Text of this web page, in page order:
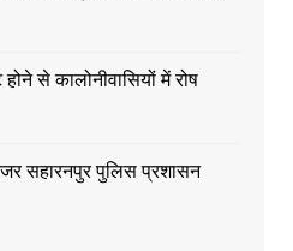
से कालोनीवासियों में रोष
सहारनपुर पुलिस प्रशासन